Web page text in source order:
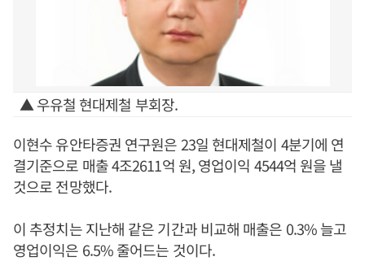
▲ 우유철 현대제철 부회장.
이현수 유안타증권 연구원은 23일 현대제철이 4분기에 연
결기준으로 매출 4조2611억 원, 영업이익 4544억 원을 낼
것으로 전망했다.
이 추정치는 지난해 같은 기간과 비교해 매출은 0.3% 늘고
영업이익은 6.5% 줄어드는 것이다.